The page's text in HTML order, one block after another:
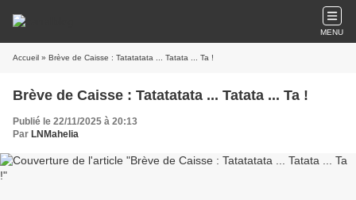
MENU
Accueil » Brève de Caisse : Tatatatata ... Tatata ... Ta !
Brève de Caisse : Tatatatata ... Tatata ... Ta !
Publié le 22/11/2025 à 20:13
Par LNMahelia